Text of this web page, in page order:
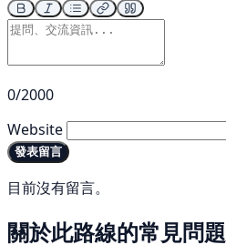
0/2000
Website
發表留言
目前沒有留言。
關於此路線的常見問題